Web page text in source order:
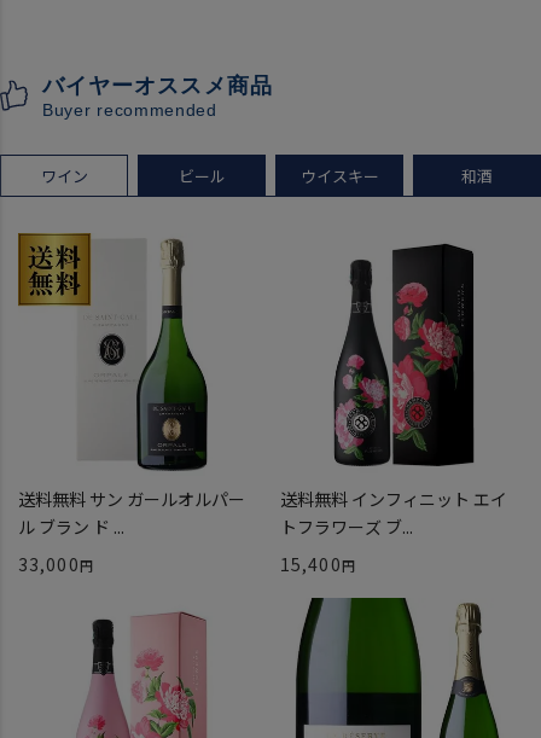
バイヤーオススメ商品
Buyer recommended
ワイン ビール ウイスキー 和酒
送料無料 サン ガールオルパー
ル ブラン ド ...
33,000
送料無料 インフィニット エイ
トフラワーズ ブ...
15,400